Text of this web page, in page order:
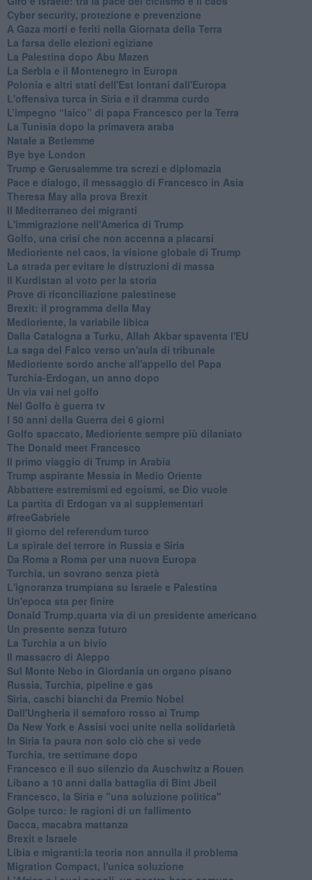
Cyber security, protezione e prevenzione
A Gaza morti e feriti nella Giornata della Terra
La farsa delle elezioni egiziane
La Palestina dopo Abu Mazen
La Serbia e il Montenegro in Europa
Polonia e altri stati dell'Est lontani dall'Europa
L'offensiva turca in Siria e il dramma curdo
L’impegno “laico” di papa Francesco per la Terra
La Tunisia dopo la primavera araba
Natale a Betlemme
Bye bye London
Trump e Gerusalemme tra screzi e diplomazia
Pace e dialogo, il messaggio di Francesco in Asia
Theresa May alla prova Brexit
Il Mediterraneo dei migranti
L'immigrazione nell'America di Trump
Golfo, una crisi che non accenna a placarsi
Medioriente nel caos, la visione globale di Trump
La strada per evitare le distruzioni di massa
Il Kurdistan al voto per la storia
Prove di riconciliazione palestinese
Brexit: il programma della May
Medioriente, la variabile libica
Dalla Catalogna a Turku, Allah Akbar spaventa l'EU
La saga del Falco verso un'aula di tribunale
Medioriente sordo anche all'appello del Papa
Turchia-Erdogan, un anno dopo
Un via vai nel golfo
Nel Golfo è guerra tv
I 50 anni della Guerra dei 6 giorni
Golfo spaccato, Medioriente sempre più dilaniato
The Donald meet Francesco
Il primo viaggio di Trump in Arabia
Trump aspirante Messia in Medio Oriente
Abbattere estremismi ed egoismi, se Dio vuole
La partita di Erdogan va ai supplementari
#freeGabriele
Il giorno del referendum turco
La spirale del terrore in Russia e Siria
Da Roma a Roma per una nuova Europa
Turchia, un sovrano senza pietà
L'ignoranza trumpiana su Israele e Palestina
Un'epoca sta per finire
Donald Trump,quarta via di un presidente americano
Un presente senza futuro
La Turchia a un bivio
Il massacro di Aleppo
Sul Monte Nebo in Giordania un organo pisano
Russia, Turchia, pipeline e gas
Siria, caschi bianchi da Premio Nobel
Dall'Ungheria il semaforo rosso ai Trump
Da New York e Assisi voci unite nella solidarietà
In Siria fa paura non solo ciò che si vede
Turchia, tre settimane dopo
Francesco e il suo silenzio da Auschwitz a Rouen
Libano a 10 anni dalla battaglia di Bint Jbeil
Francesco, la Siria e "una soluzione politica"
Golpe turco: le ragioni di un fallimento
Dacca, macabra mattanza
Brexit e Israele
Libia e migranti:la teoria non annulla il problema
Migration Compact, l'unica soluzione